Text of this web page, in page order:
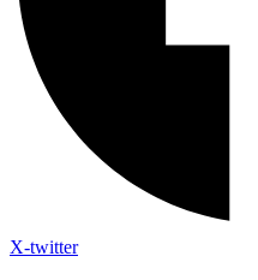
X-twitter